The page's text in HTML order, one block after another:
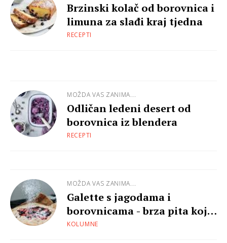
Brzinski kolač od borovnica i
limuna za slađi kraj tjedna
RECEPTI
MOŽDA VAS ZANIMA...
Odličan ledeni desert od
borovnica iz blendera
RECEPTI
MOŽDA VAS ZANIMA...
Galette s jagodama i
borovnicama - brza pita koju
obožavamo
KOLUMNE